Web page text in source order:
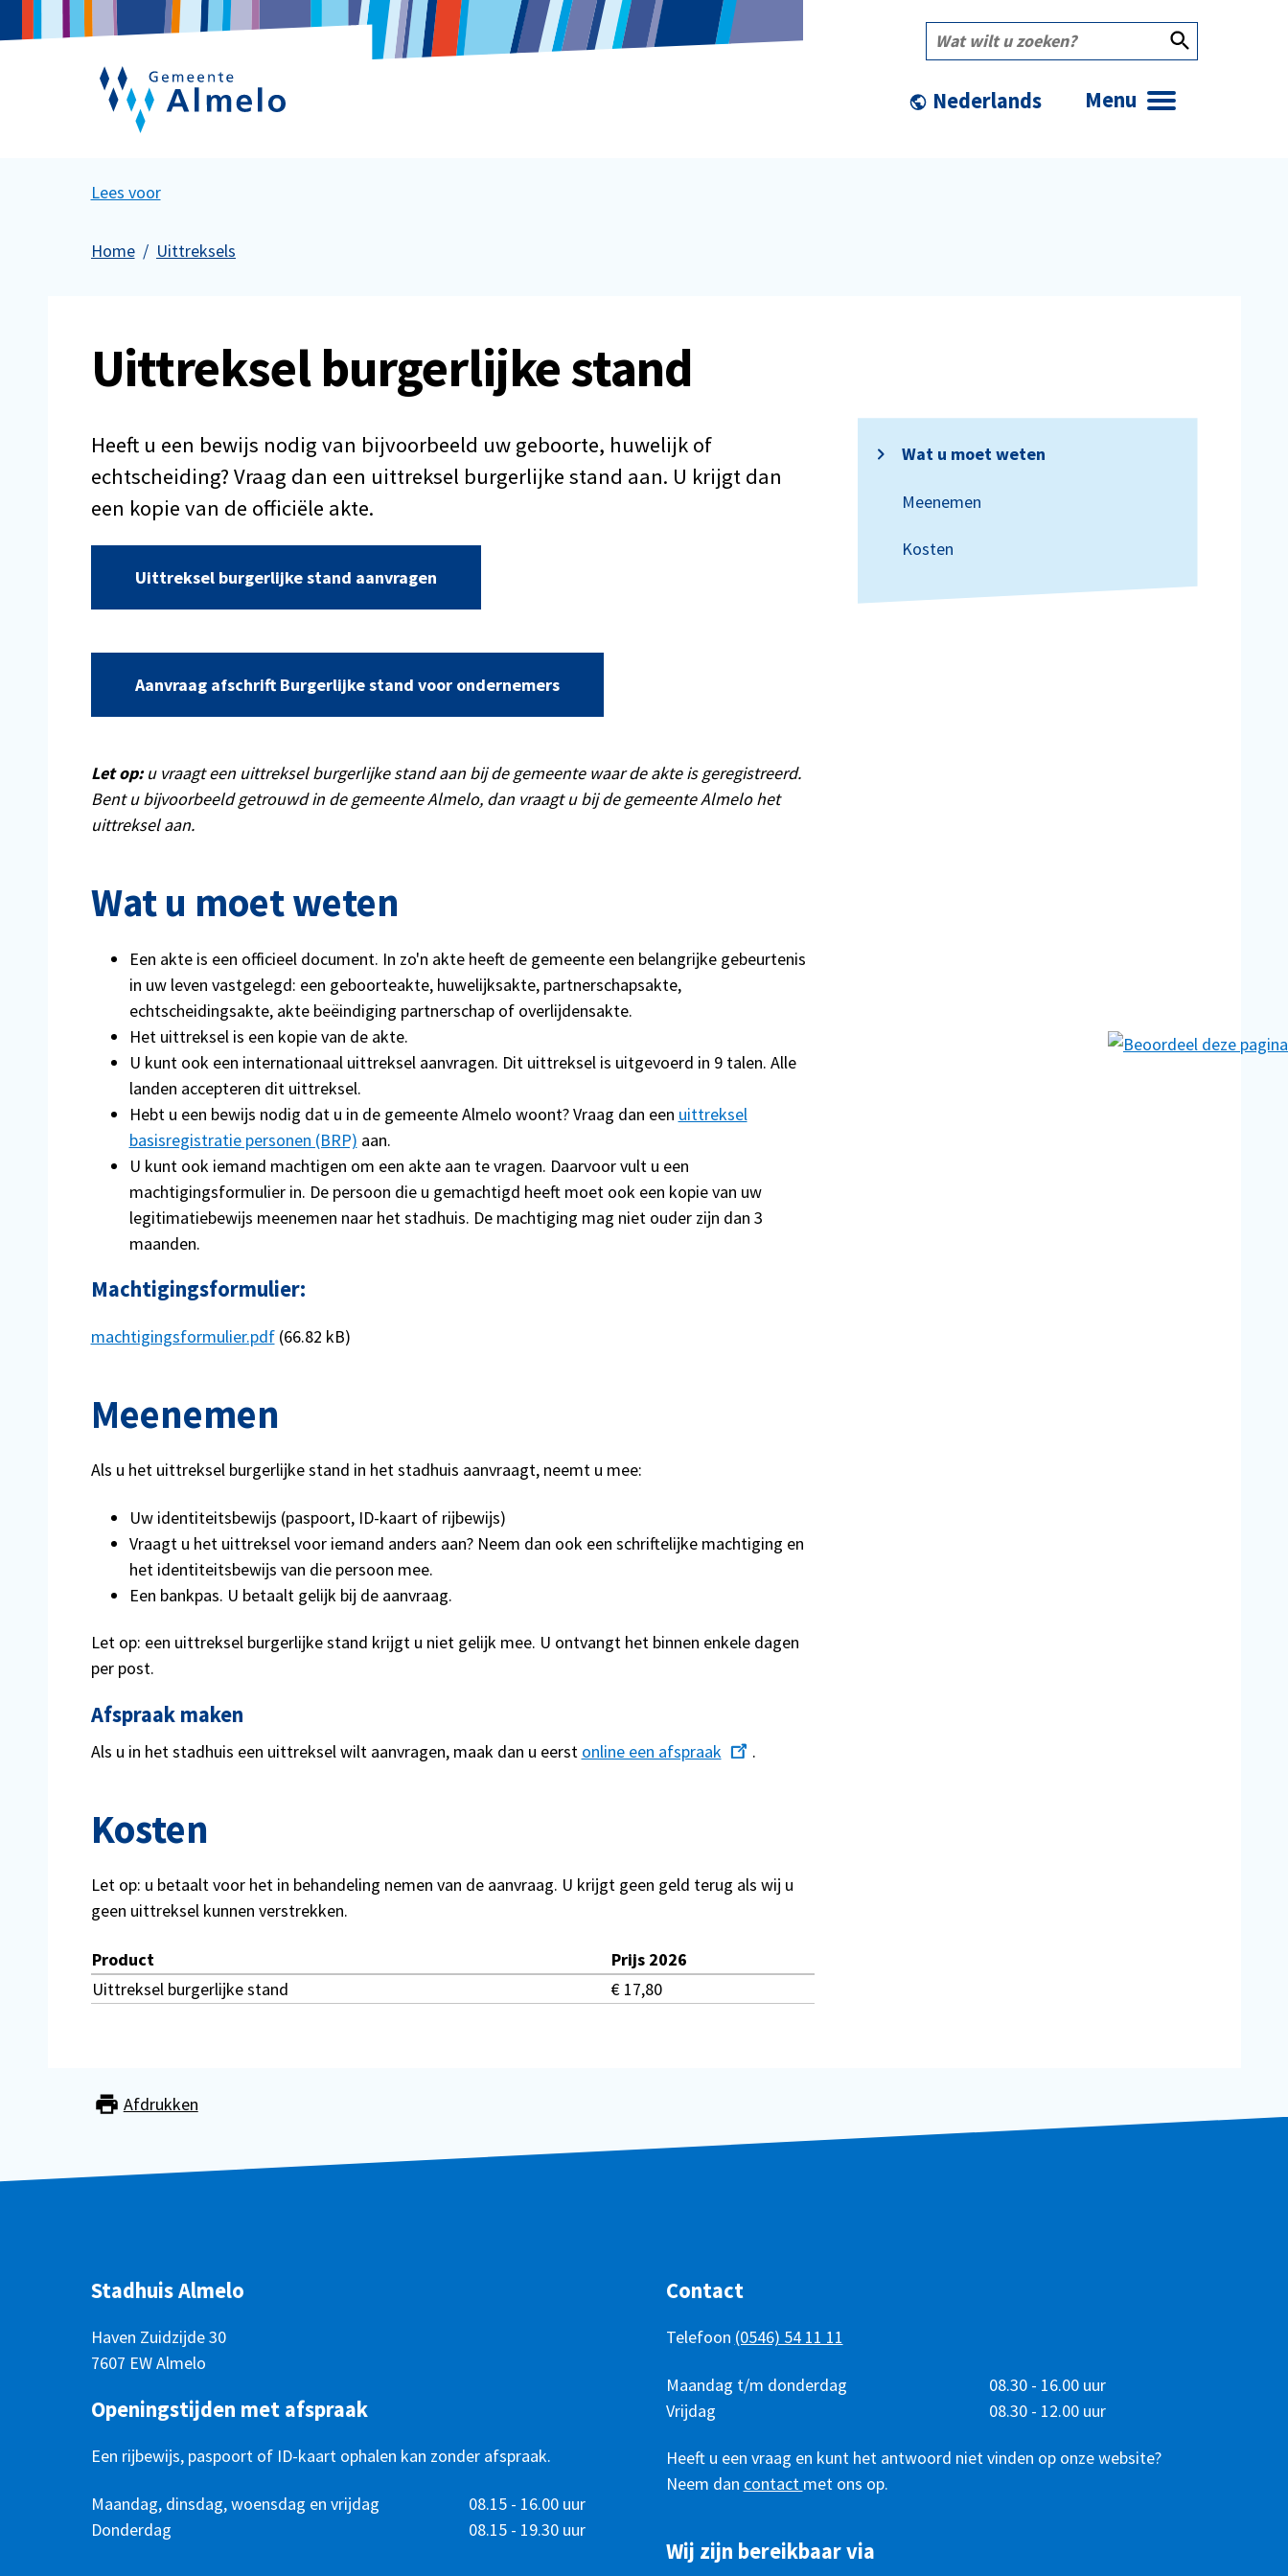
Menu
Wat
wilt
zoeken?
Lees voor
Home Uittreksels
Uittreksel burgerlijke stand
Wat u moet weten
Meenemen
Kosten
Heeft u een bewijs nodig van bijvoorbeeld uw geboorte, huwelijk of
echtscheiding? Vraag dan een uittreksel burgerlijke stand aan. U krijgt dan
een kopie van de officiële akte.
Uittreksel burgerlijke stand aanvragen
Aanvraag afschrift Burgerlijke stand voor ondernemers
Let op:u vraagt een uittreksel burgerlijke stand aan bij de gemeente waar de akte is geregistreerd.
Bent u bijvoorbeeld getrouwd in de gemeente Almelo, dan vraagt u bij de gemeente Almelo het
uittreksel aan.
Wat u moet weten
Een akte is een officieel document. In zo'n akte heeft de gemeente een belangrijke gebeurtenis
in uw leven vastgelegd: een geboorteakte, huwelijksakte, partnerschapsakte,
echtscheidingsakte, akte beëindiging partnerschap of overlijdensakte.
Het uittreksel is een kopie van de akte.
U kunt ook een internationaal uittreksel aanvragen. Dit uittreksel is uitgevoerd in 9 talen. Alle
landen accepteren dit uittreksel.
Hebt u een bewijs nodig dat u in de gemeente Almelo woont? Vraag dan een uittreksel
basisregistratie personen (BRP) aan.
U kunt ook iemand machtigen om een akte aan te vragen. Daarvoor vult u een
machtigingsformulier in. De persoon die u gemachtigd heeft moet ook een kopie van uw
legitimatiebewijs meenemen naar het stadhuis. De machtiging mag niet ouder zijn dan 3
maanden.
Machtigingsformulier:
Document
machtigingsformulier.pdf (66.82 kB)
Meenemen
Als u het uittreksel burgerlijke stand in het stadhuis aanvraagt, neemt u mee:
Uw identiteitsbewijs (paspoort, ID-kaart of rijbewijs)
Vraagt u het uittreksel voor iemand anders aan? Neem dan ook een schriftelijke machtiging en
het identiteitsbewijs van die persoon mee.
Een bankpas. U betaalt gelijk bij de aanvraag.
Let op: een uittreksel burgerlijke stand krijgt u niet gelijk mee. U ontvangt het binnen enkele dagen
per post.
Afspraak maken
Als u in het stadhuis een uittreksel wilt aanvragen, maak dan u eerst online een afspraak .
Kosten
Let op: u betaalt voor het in behandeling nemen van de aanvraag. U krijgt geen geld terug als wij u
geen uittreksel kunnen verstrekken.
Kosten
Product
Prijs 2026
Uittreksel burgerlijke stand
€ 17,80
Afdrukken
Stadhuis Almelo
Haven Zuidzijde 30
7607 EW Almelo
Openingstijden met afspraak
Een rijbewijs, paspoort of ID-kaart ophalen kan zonder afspraak.
Openingstijden
DagTijd
Maandag, dinsdag, woensdag en vrijdag
08.15 - 16.00 uur
Donderdag
08.15 - 19.30 uur
Contact
Telefoon (0546) 54 11 11
Telefonisch
bereikbaar
DagTijd
Maandag t/m donderdag
08.30 - 16.00 uur
Vrijdag
08.30 - 12.00 uur
Heeft u een vraag en kunt het antwoord niet vinden op onze website?
Neem dan contact met ons op.
Wij zijn bereikbaar via